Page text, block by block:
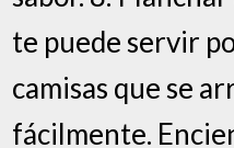
te puede servir
camisas que se
fácilmente.